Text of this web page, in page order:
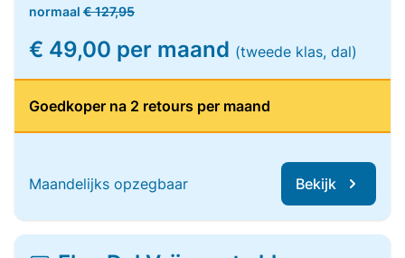
normaal € 127,95
€ 49,00 per maand (tweede klas, dal)
Goedkoper na 2 retours per maand
Maandelijks opzegbaar Bekijk